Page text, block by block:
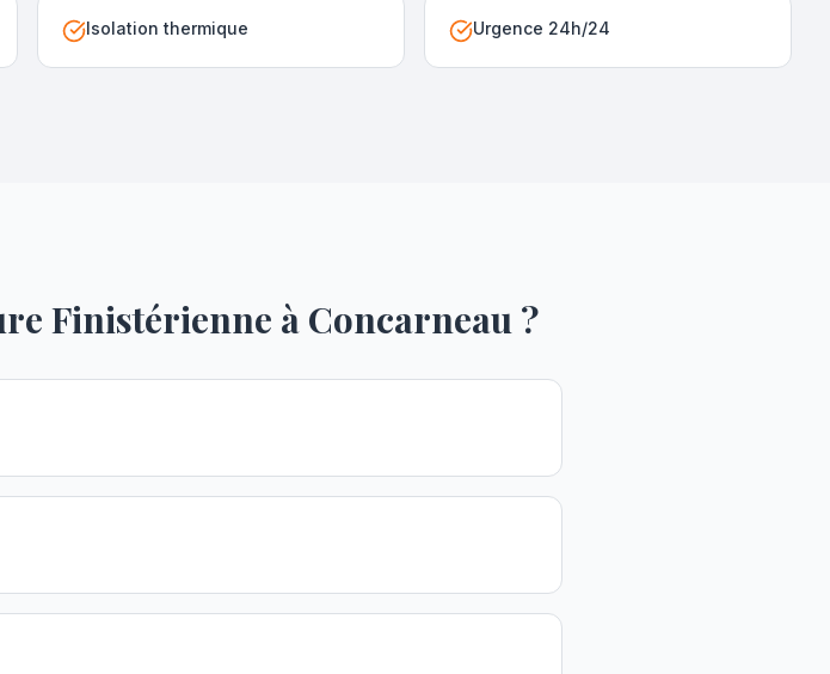
Isolation thermique Urgence 24h/24
Finistérienne à Concarneau ?